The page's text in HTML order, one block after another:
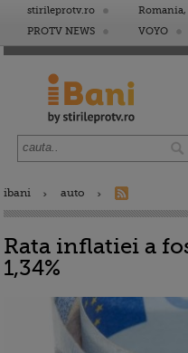
stirileprotv.ro Romania,
PROTV NEWS
VOYO
ibani auto
Rata inflatiei a
1,34%